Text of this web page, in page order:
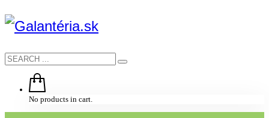
No products in cart.